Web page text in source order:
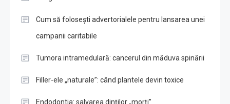
Cum să folosești advertorialele pentru lansarea unei
campanii caritabile
Tumora intramedulară: cancerul din măduva spinării
Filler-ele „naturale”: când plantele devin toxice
Endodontia: salvarea dinților „morți”